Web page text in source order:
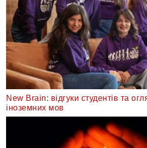
New Brain: відгуки студентів та
іноземних мов